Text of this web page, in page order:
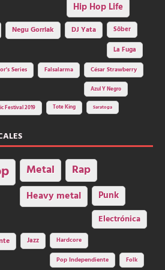
Hip Hop Life
Negu Gorriak DJ Yata
Sôber
La Fuga
Series Falsalarma César Strawberry
Azul Y Negro
Festival 2019 Tote King Saratoga
Metal Rap
Heavy metal Punk
Electrónica
Jazz Hardcore
Pop Independiente Folk